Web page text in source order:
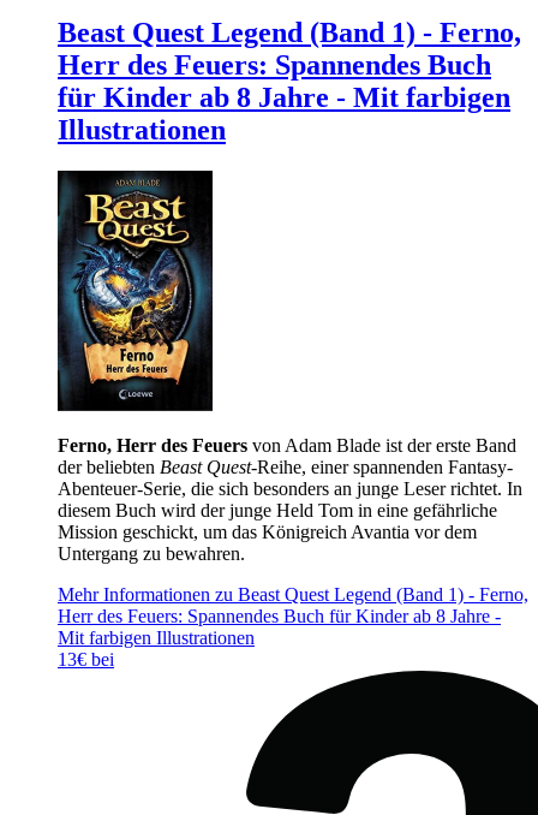
Beast Quest Legend (Band 1) - Ferno,
Herr des Feuers: Spannendes Buch
für Kinder ab 8 Jahre - Mit farbigen
Illustrationen
Ferno, Herr des Feuers von Adam Blade ist der erste Band
der beliebten Beast Quest-Reihe, einer spannenden Fantasy-
Abenteuer-Serie, die sich besonders an junge Leser richtet. In
diesem Buch wird der junge Held Tom in eine gefährliche
Mission geschickt, um das Königreich Avantia vor dem
Untergang zu bewahren.
Mehr Informationen zu Beast Quest Legend (Band 1) - Ferno,
Herr des Feuers: Spannendes Buch für Kinder ab 8 Jahre -
Mit farbigen Illustrationen
13€ bei